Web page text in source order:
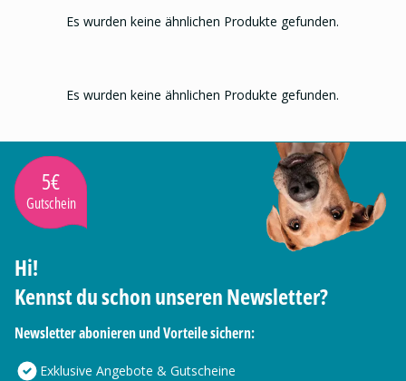
Es wurden keine ähnlichen Produkte gefunden.
Es wurden keine ähnlichen Produkte gefunden.
5€
Gutschein
Hi!
Kennst du schon unseren Newsletter?
Newsletter abonieren und Vorteile sichern:
Exklusive Angebote & Gutscheine